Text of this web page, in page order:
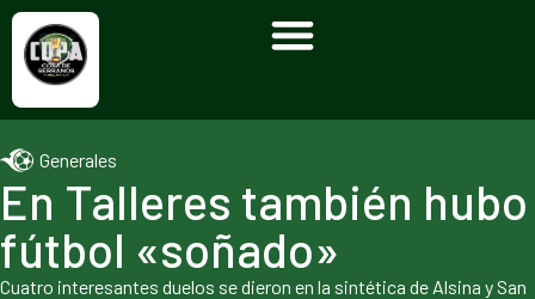
Generales
En Talleres también hubo
fútbol «soñado»
Cuatro interesantes duelos se dieron en la sintética de Alsina y San